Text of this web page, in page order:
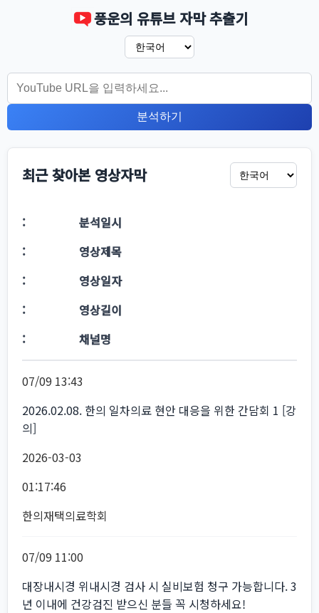
풍운의 유튜브 자막 추출기
분석하기
최근 찾아본 영상자막
분석일시
영상제목
영상일자
영상길이
채널명
07/09 13:43
2026.02.08. 한의 일차의료 현안 대응을 위한 간담회 1 [강
의]
2026-03-03
01:17:46
한의재택의료학회
07/09 11:00
대장내시경 위내시경 검사 시 실비보험 청구 가능합니다. 3
년 이내에 건강검진 받으신 분들 꼭 시청하세요!